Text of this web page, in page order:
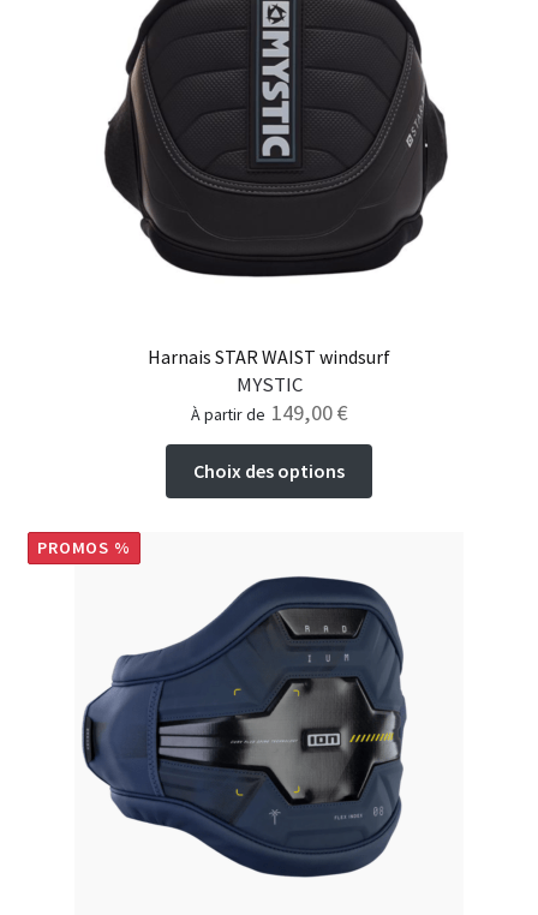
Les
options
peuvent
être
choisies
sur
page
Harnais STAR WAIST windsurf
MYSTIC
à partir de 149,00€
Choix des options
Les
options
peuvent
être
choisies
sur
la
page
du
PROMOS %